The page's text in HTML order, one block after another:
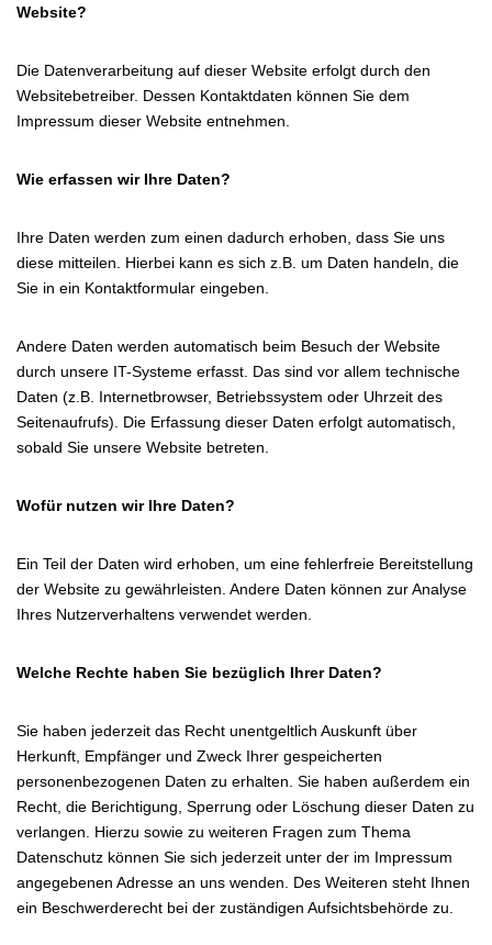
Website?
Die Datenverarbeitung auf dieser Website erfolgt durch den
Websitebetreiber. Dessen Kontaktdaten können Sie dem
Impressum dieser Website entnehmen.
Wie erfassen wir Ihre Daten?
Ihre Daten werden zum einen dadurch erhoben, dass Sie uns
diese mitteilen. Hierbei kann es sich z.B. um Daten handeln, die
Sie in ein Kontaktformular eingeben.
Andere Daten werden automatisch beim Besuch der Website
durch unsere IT-Systeme erfasst. Das sind vor allem technische
Daten (z.B. Internetbrowser, Betriebssystem oder Uhrzeit des
Seitenaufrufs). Die Erfassung dieser Daten erfolgt automatisch,
sobald Sie unsere Website betreten.
Wofür nutzen wir Ihre Daten?
Ein Teil der Daten wird erhoben, um eine fehlerfreie Bereitstellung
der Website zu gewährleisten. Andere Daten können zur Analyse
Ihres Nutzerverhaltens verwendet werden.
Welche Rechte haben Sie bezüglich Ihrer Daten?
Sie haben jederzeit das Recht unentgeltlich Auskunft über
Herkunft, Empfänger und Zweck Ihrer gespeicherten
personenbezogenen Daten zu erhalten. Sie haben außerdem ein
Recht, die Berichtigung, Sperrung oder Löschung dieser Daten zu
verlangen. Hierzu sowie zu weiteren Fragen zum Thema
Datenschutz können Sie sich jederzeit unter der im Impressum
angegebenen Adresse an uns wenden. Des Weiteren steht Ihnen
ein Beschwerderecht bei der zuständigen Aufsichtsbehörde zu.